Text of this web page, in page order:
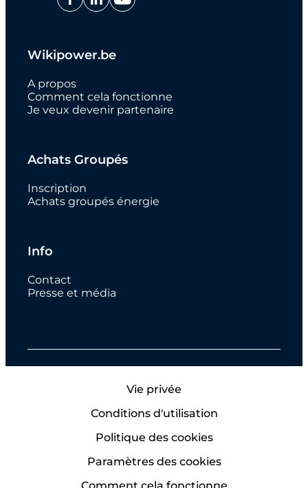
Wikipower.be
A propos
Comment cela fonctionne
Je veux devenir partenaire
Achats Groupés
Inscription
Achats groupés énergie
Info
Contact
Presse et média
Vie privée
Conditions d'utilisation
Politique des cookies
Paramètres des cookies